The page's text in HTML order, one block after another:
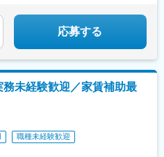
フィス内禁煙
都)、新井薬師前駅、港南中央駅、江
駅、守恒駅、南鹿児島駅、蔵前駅、東
上場企業で築く安定のキャリア。
応募する
未経験歓迎／家賃補助最
職種未経験歓迎